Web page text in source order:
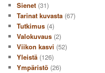
Sienet (31)
Tarinat kuvasta (67)
Tutkimus (4)
Valokuvaus (2)
Viikon kasvi (52)
Yleistä (126)
Ympäristö (26)